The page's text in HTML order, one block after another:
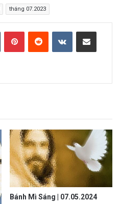
tháng 07.2023
Bánh Mì Sáng | 07.05.2024